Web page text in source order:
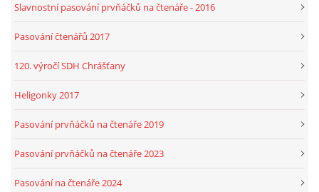
Slavnostní pasování prvňáčků na čtenáře - 2016
Pasování čtenářů 2017
120. výročí SDH Chrášťany
Heligonky 2017
Pasování prvňáčků na čtenáře 2019
Pasování prvňáčků na čtenáře 2023
Pasování na čtenáře 2024